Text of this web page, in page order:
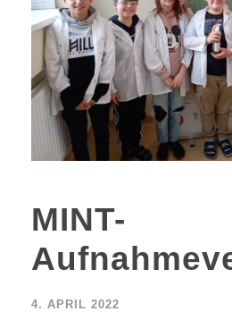
MINT-
4. APRIL 2022